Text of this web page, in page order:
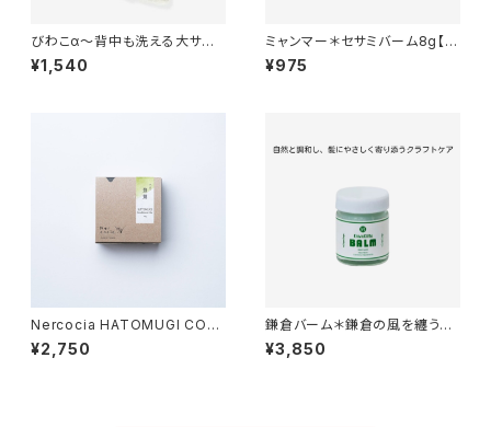
びわこα～背中も洗える大サイ
ズ！～
¥1,540
ミャンマー＊セサミバーム8g【エ
シカルver.】
¥975
Nercocia HATOMUGI CON
DITIONERBAR＊コンディショ
ナーバー＊ 豊鶯＊しっとりまと
¥2,750
鎌倉バーム＊鎌倉の風を纏う天
然ヘアバーム＊人工香料不使用
＊35g
¥3,850